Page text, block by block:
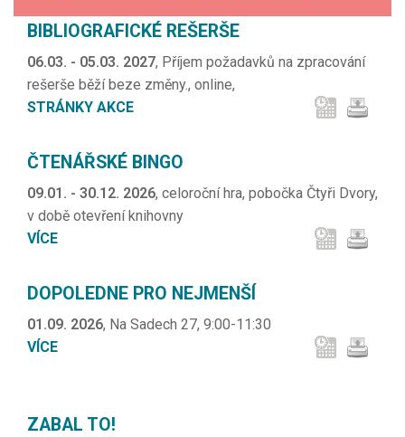
BIBLIOGRAFICKÉ REŠERŠE
06.03. - 05.03. 2027, Příjem požadavků na zpracování
rešerše běží beze změny., online,
STRÁNKY AKCE
ČTENÁŘSKÉ BINGO
09.01. - 30.12. 2026, celoroční hra, pobočka Čtyři Dvory,
v době otevření knihovny
VÍCE
DOPOLEDNE PRO NEJMENŠÍ
01.09. 2026, Na Sadech 27, 9:00-11:30
VÍCE
ZABAL TO!